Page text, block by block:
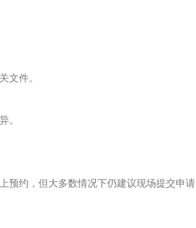
文件。
。
预约，但大多数情况下仍建议现场提交申